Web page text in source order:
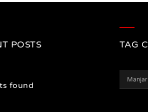
POSTS
found
TAG
Manjar